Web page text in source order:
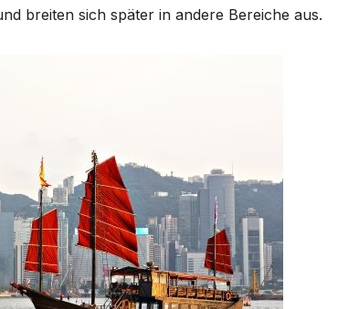
breiten sich später in andere Bereiche aus.